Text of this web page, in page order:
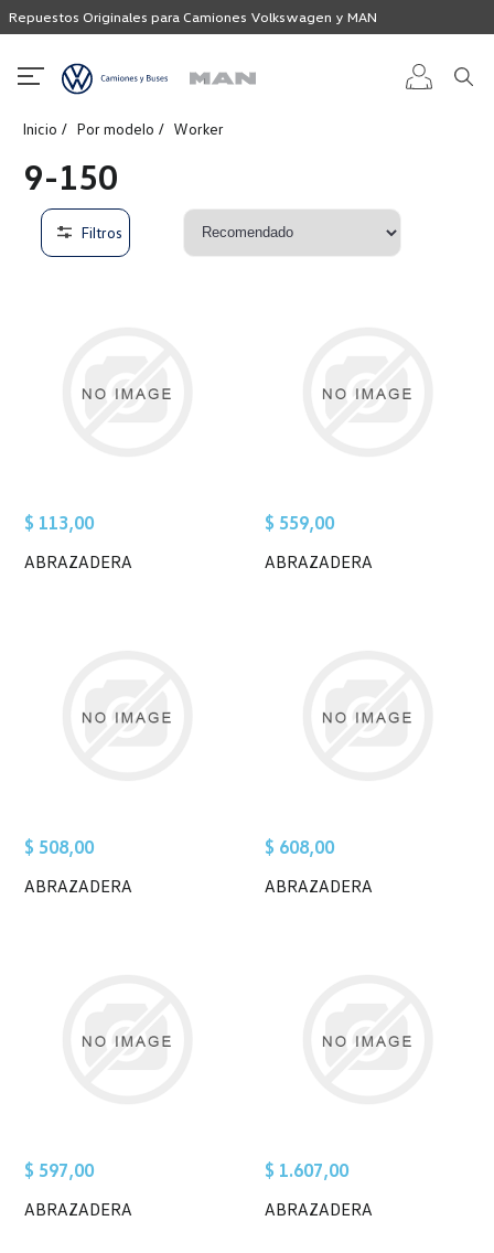
Repuestos Originales para Camiones Volkswagen y MAN
Inicio Por modelo Worker
9-150
Filtros
$ 113,00
ABRAZADERA
$ 559,00
ABRAZADERA
$ 508,00
ABRAZADERA
$ 608,00
ABRAZADERA
$ 597,00
ABRAZADERA
$ 1.607,00
ABRAZADERA